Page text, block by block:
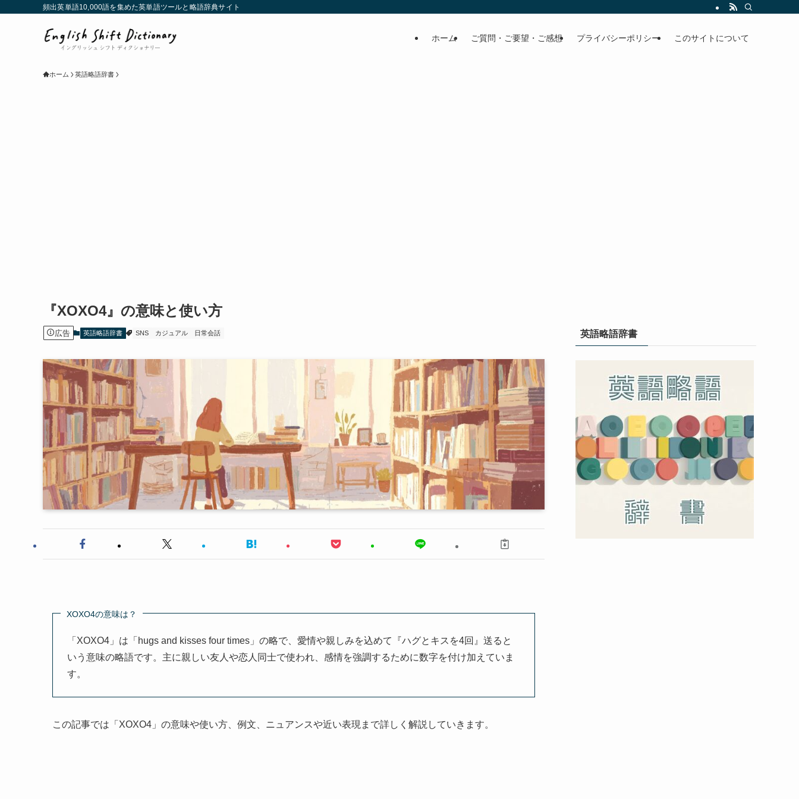
頻出英単語10,000語を集めた英単語ツールと略語辞典サイト
ホーム ご質問・ご要望・ご感想 プライバシーポリシー このサイトについて
ホーム 英語略語辞書
『XOXO4』の意味と使い方
広告 英語略語辞書 SNS カジュアル 日常会話
XOXO4の意味は？
「XOXO4」は「hugs and kisses four times」の略で、愛情や親しみを込めて『ハグとキスを4回』送ると
いう意味の略語です。主に親しい友人や恋人同士で使われ、感情を強調するために数字を付け加えていま
す。
この記事では「XOXO4」の意味や使い方、例文、ニュアンスや近い表現まで詳しく解説していきます。
英語略語辞書